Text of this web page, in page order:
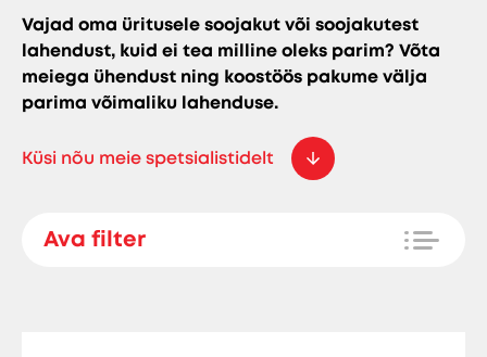
Vajad oma üritusele soojakut või soojakutest
lahendust, kuid ei tea milline oleks parim? Võta
meiega ühendust ning koostöös pakume välja
parima võimaliku lahenduse.
Küsi nõu meie spetsialistidelt
Ava filter